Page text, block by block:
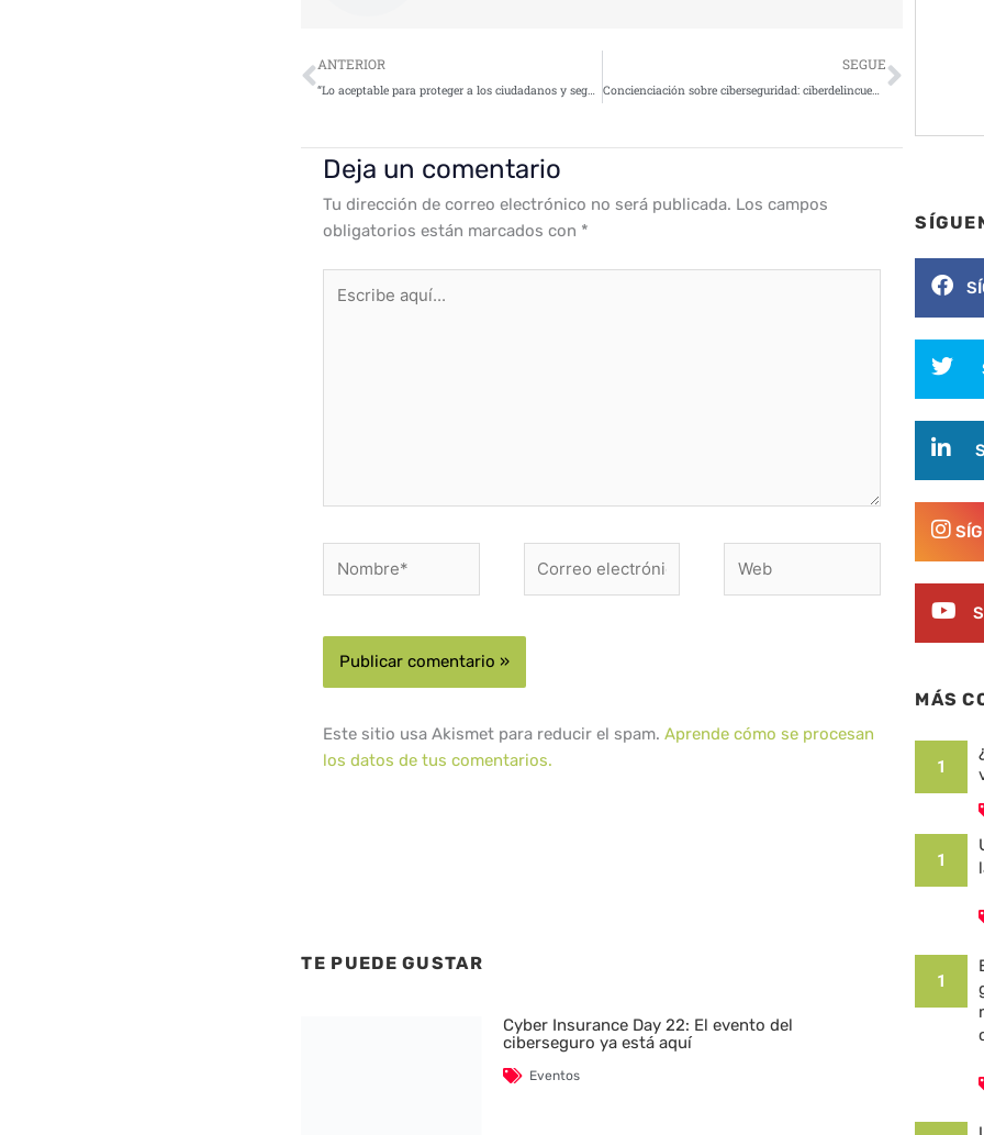
Ant
ANTERIOR
“Lo aceptable para proteger a los ciudadanos y seguir siendo resistentes ha cambiado”
SEGUE
Concienciación sobre ciberseguridad: ciberdelincuencia y nuevas amenazas en los dispositivos de los consumidores
Deja un comentario
Tu dirección de correo electrónico no será publicada. Los campos
obligatorios están marcados con *
aquí...
electrónico*
Este sitio usa Akismet para reducir el spam.Aprende cómo se procesan
los datos de tus comentarios.
TE PUEDE GUSTAR
Cyber Insurance Day 22: El evento del
ciberseguro ya está aquí
Eventos
MÁS
1
1
1